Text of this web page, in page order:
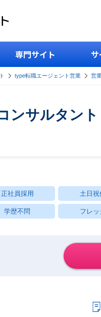
専門サイト
type転職エージェント営業 営
ンサルタント
正社員採用 土日祝
学歴不問 フレッ